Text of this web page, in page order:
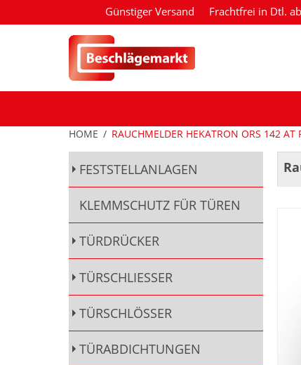
Günstiger Versand Frachtfrei in Dtl.
HOME / RAUCHMELDER HEKATRON ORS 142 AT
FESTSTELLANLAGEN
KLEMMSCHUTZ FÜR TÜREN
TÜRDRÜCKER
TÜRSCHLIESSER
TÜRSCHLÖSSER
TÜRABDICHTUNGEN